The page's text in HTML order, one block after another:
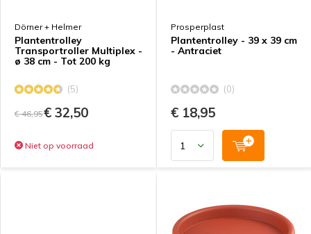
Dörner + Helmer
Plantentrolley
Transportroller Multiplex -
ø 38 cm - Tot 200 kg
(5)
€ 46,95€ 32,50
Niet op voorraad
Prosperplast
Plantentrolley - 39 x 39 cm
- Antraciet
(0)
€ 18,95